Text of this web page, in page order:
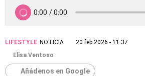
LIFESTYLE NOTICIA
20 feb 2026 - 11:37
Elisa Ventoso
Añádenos en Google